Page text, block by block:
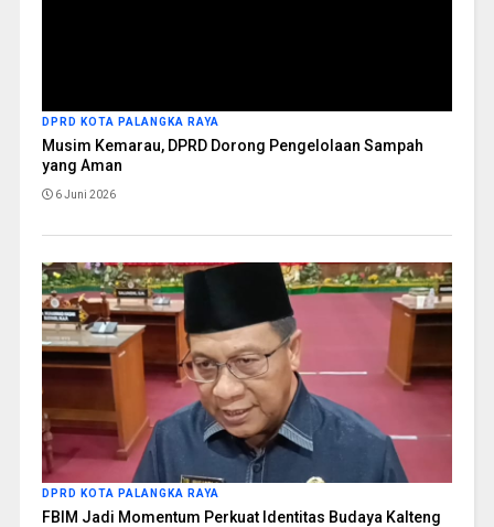
DPRD KOTA PALANGKA RAYA
Musim Kemarau, DPRD Dorong Pengelolaan Sampah
yang Aman
6 Juni 2026
DPRD KOTA PALANGKA RAYA
FBIM Jadi Momentum Perkuat Identitas Budaya Kalteng